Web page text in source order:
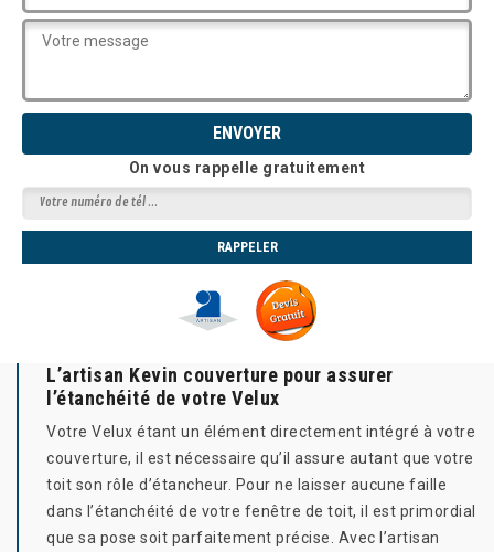
On vous rappelle gratuitement
L’artisan Kevin couverture pour assurer
l’étanchéité de votre Velux
Votre Velux étant un élément directement intégré à votre
couverture, il est nécessaire qu’il assure autant que votre
toit son rôle d’étancheur. Pour ne laisser aucune faille
dans l’étanchéité de votre fenêtre de toit, il est primordial
que sa pose soit parfaitement précise. Avec l’artisan